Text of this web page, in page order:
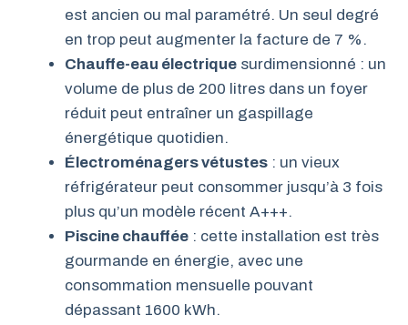
est ancien ou mal paramétré. Un seul degré
en trop peut augmenter la facture de 7 %.
Chauffe-eau électrique surdimensionné : un
volume de plus de 200 litres dans un foyer
réduit peut entraîner un gaspillage
énergétique quotidien.
Électroménagers vétustes : un vieux
réfrigérateur peut consommer jusqu’à 3 fois
plus qu’un modèle récent A+++.
Piscine chauffée : cette installation est très
gourmande en énergie, avec une
consommation mensuelle pouvant
dépassant 1600 kWh.